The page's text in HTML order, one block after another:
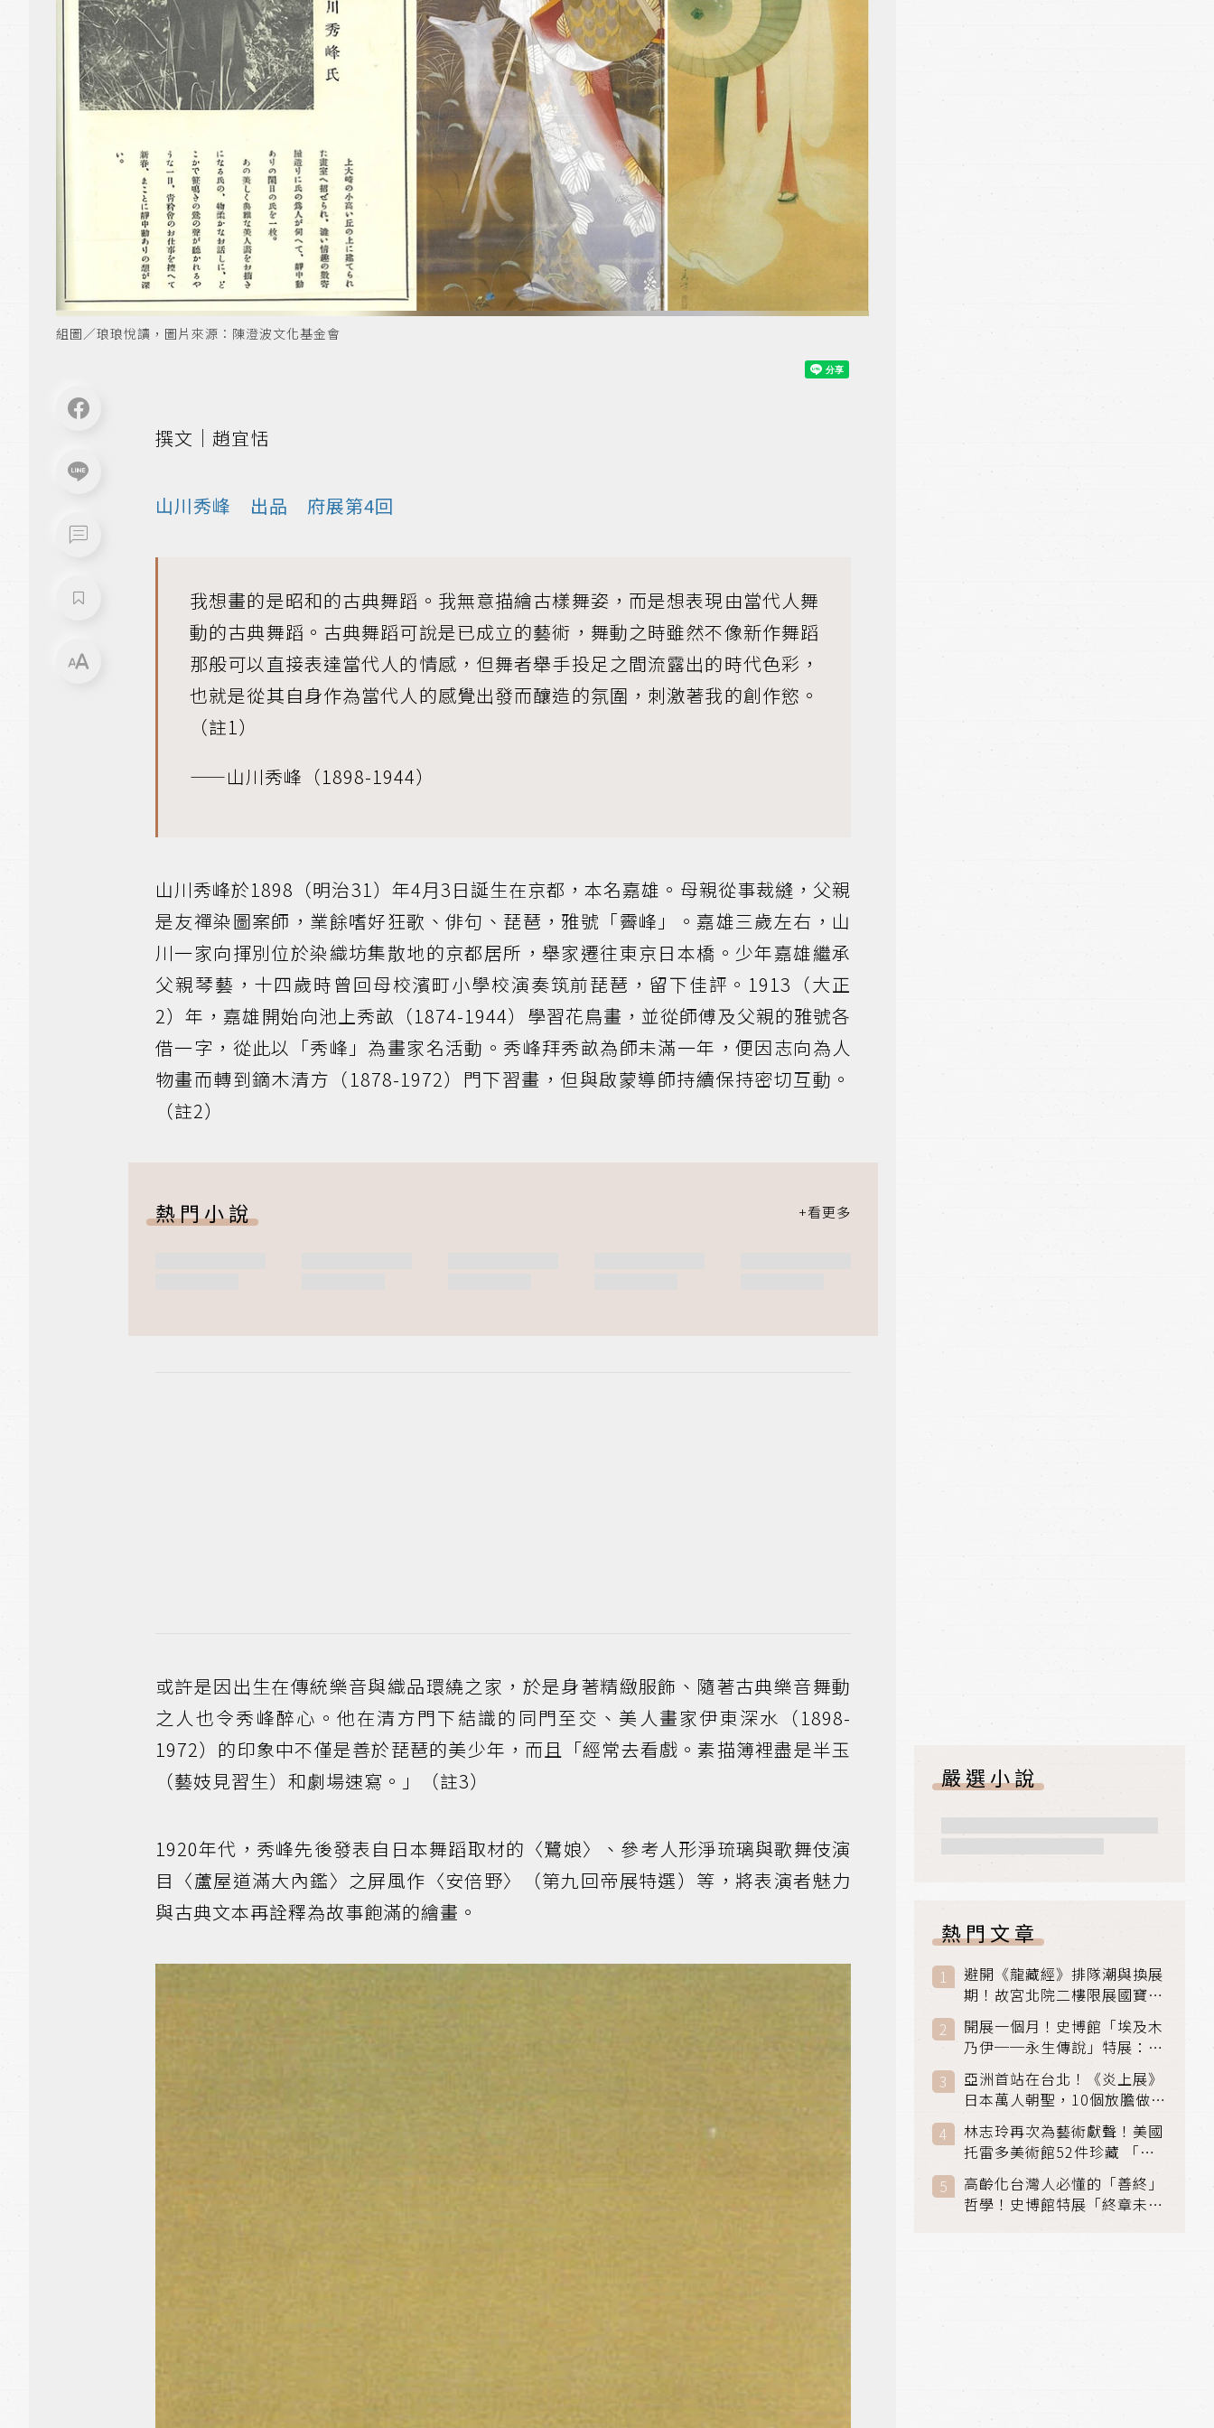
組圖／琅琅悅讀，圖片來源：陳澄波文化基金會
撰文｜趙宜恬
山川秀峰 出品 府展第4回
我想畫的是昭和的古典舞蹈。我無意描繪古樣舞姿，而是想表現由當代人舞
動的古典舞蹈。古典舞蹈可說是已成立的藝術，舞動之時雖然不像新作舞蹈
那般可以直接表達當代人的情感，但舞者舉手投足之間流露出的時代色彩，
也就是從其自身作為當代人的感覺出發而釀造的氛圍，刺激著我的創作慾。
（註1）
——山川秀峰（1898-1944）
山川秀峰於1898（明治31）年4月3日誕生在京都，本名嘉雄。母親從事裁縫，父親
是友禪染圖案師，業餘嗜好狂歌、俳句、琵琶，雅號「霽峰」。嘉雄三歲左右，山
川一家向揮別位於染織坊集散地的京都居所，舉家遷往東京日本橋。少年嘉雄繼承
父親琴藝，十四歲時曾回母校濱町小學校演奏筑前琵琶，留下佳評。1913（大正
2）年，嘉雄開始向池上秀畝（1874-1944）學習花鳥畫，並從師傅及父親的雅號各
借一字，從此以「秀峰」為畫家名活動。秀峰拜秀畝為師未滿一年，便因志向為人
物畫而轉到鏑木清方（1878-1972）門下習畫，但與啟蒙導師持續保持密切互動。
（註2）
熱門小說
或許是因出生在傳統樂音與織品環繞之家，於是身著精緻服飾、隨著古典樂音舞動
之人也令秀峰醉心。他在清方門下結識的同門至交、美人畫家伊東深水（1898-
1972）的印象中不僅是善於琵琶的美少年，而且「經常去看戲。素描簿裡盡是半玉
（藝妓見習生）和劇場速寫。」（註3）
1920年代，秀峰先後發表自日本舞蹈取材的〈鷺娘〉、參考人形淨琉璃與歌舞伎演
目〈蘆屋道滿大內鑑〉之屏風作〈安倍野〉（第九回帝展特選）等，將表演者魅力
與古典文本再詮釋為故事飽滿的繪畫。
嚴選小說
熱門文章
避開《龍藏經》排隊潮與換展
期！故宮北院二樓限展國寶
〈元世祖出獵圖〉、乾隆最愛
「滑冰賽」更精采
開展一個月！史博館「埃及木
乃伊──永生傳說」特展：看
見物件構築的永生風景
亞洲首站在台北！《炎上展》
日本萬人朝聖，10個放膽做自
己場景與台灣獨家展品同步亮
相
林志玲再次為藝術獻聲！美國
托雷多美術館52件珍藏 「古
典光影大師：林布蘭到哥雅」
在富邦美術館隆重開展
高齡化台灣人必懂的「善終」
哲學！史博館特展「終章未